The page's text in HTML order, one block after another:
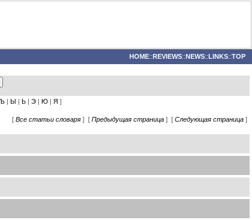
HOME::REVIEWS::NEWS::LINKS::TOP
Ъ | Ы | Ь | Э | Ю | Я ]
[ Все статьи словаря ] [ Предыдущая страница ] [ Следующая страница ]